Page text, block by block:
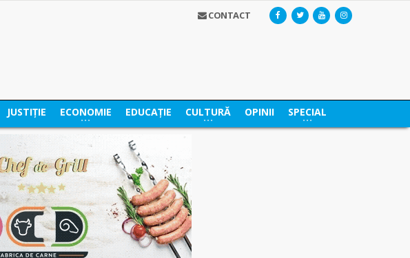
CONTACT
JUSTIȚIE ECONOMIE EDUCAȚIE CULTURĂ OPINII SPECIAL